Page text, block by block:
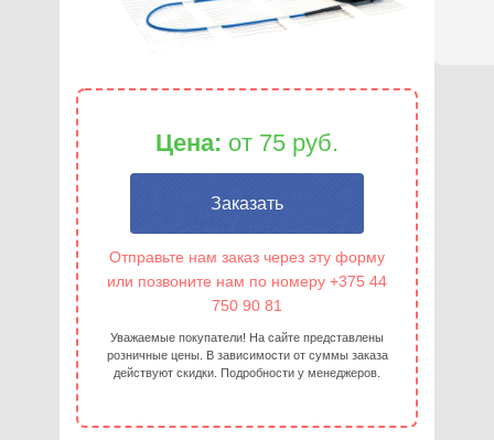
Цена: от 75 руб.
Заказать
Отправьте нам заказ через эту форму
или позвоните нам по номеру +375 44
750 90 81
Уважаемые покупатели! На сайте представлены
розничные цены. В зависимости от суммы заказа
действуют скидки. Подробности у менеджеров.